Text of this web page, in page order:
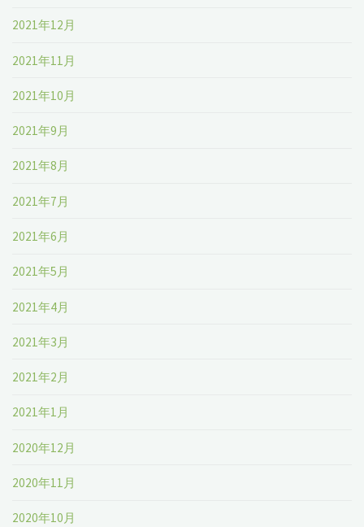
2021年12月
2021年11月
2021年10月
2021年9月
2021年8月
2021年7月
2021年6月
2021年5月
2021年4月
2021年3月
2021年2月
2021年1月
2020年12月
2020年11月
2020年10月